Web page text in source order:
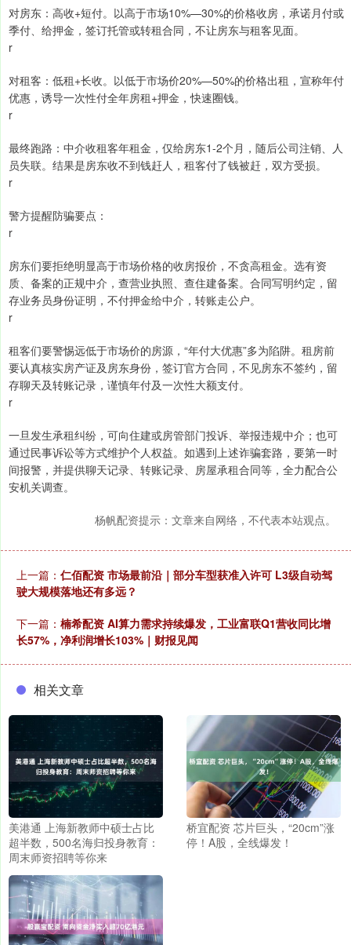
对房东：高收+短付。以高于市场10%—30%的价格收房，承诺月付或
季付、给押金，签订托管或转租合同，不让房东与租客见面。
r
对租客：低租+长收。以低于市场价20%—50%的价格出租，宣称年付
优惠，诱导一次性付全年房租+押金，快速圈钱。
r
最终跑路：中介收租客年租金，仅给房东1-2个月，随后公司注销、人
员失联。结果是房东收不到钱赶人，租客付了钱被赶，双方受损。
r
警方提醒防骗要点：
r
房东们要拒绝明显高于市场价格的收房报价，不贪高租金。选有资
质、备案的正规中介，查营业执照、查住建备案。合同写明约定，留
存业务员身份证明，不付押金给中介，转账走公户。
r
租客们要警惕远低于市场价的房源，“年付大优惠”多为陷阱。租房前
要认真核实房产证及房东身份，签订官方合同，不见房东不签约，留
存聊天及转账记录，谨慎年付及一次性大额支付。
r
一旦发生承租纠纷，可向住建或房管部门投诉、举报违规中介；也可
通过民事诉讼等方式维护个人权益。如遇到上述诈骗套路，要第一时
间报警，并提供聊天记录、转账记录、房屋承租合同等，全力配合公
安机关调查。
杨帆配资提示：文章来自网络，不代表本站观点。
上一篇： 仁佰配资 市场最前沿｜部分车型获准入许可 L3级自动驾
驶大规模落地还有多远？
下一篇： 楠希配资 AI算力需求持续爆发，工业富联Q1营收同比增
长57%，净利润增长103%｜财报见闻
相关文章
美港通 上海新教师中硕士占比
超半数，500名海归投身教育：
周末师资招聘等你来
桥宜配资 芯片巨头，“20cm”涨
停！A股，全线爆发！